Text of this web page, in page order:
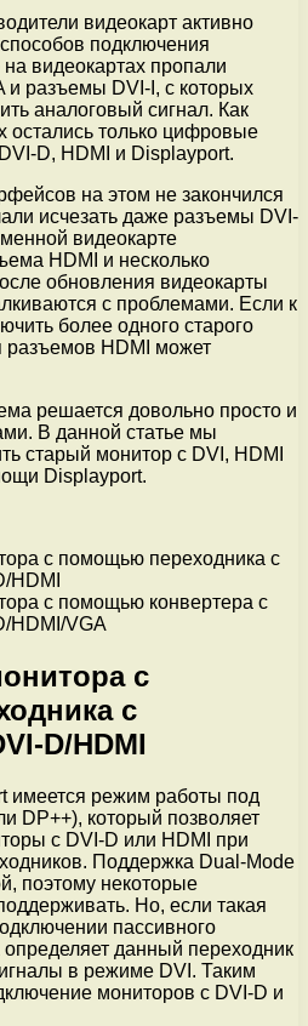
видеокарт активно
подключения
видеокартах пропали
разъемы DVI-I, с которых
аналоговый сигнал. Как
остались только цифровые
D, HDMI и Displayport.
на этом не закончился
исчезать даже разъемы DVI-
видеокарте
HDMI и несколько
обновления видеокарты
с проблемами. Если к
более одного старого
HDMI может
решается довольно просто и
В данной статье мы
старый монитор с DVI, HDMI
Displayport.
с помощью переходника с
HDMI
с помощью конвертера с
HDMI/VGA
с
с
D/HDMI
имеется режим работы под
DP++), который позволяет
с DVI-D или HDMI при
Поддержка Dual-Mode
поэтому некоторые
Но, если такая
пассивного
данный переходник
в режиме DVI. Таким
мониторов с DVI-D и